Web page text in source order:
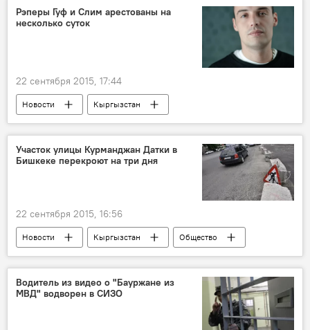
Шайлоо-2015
выборы
Конституция
Рэперы Гуф и Слим арестованы на
несколько суток
22 сентября 2015, 17:44
Новости
Кыргызстан
Происшествия
Красноярск
Алексей Долматов
Вадим Мотылев
рэп
наркотики
Участок улицы Курманджан Датки в
Бишкеке перекроют на три дня
22 сентября 2015, 16:56
Новости Кыргызстан
Общество
Бишкек
ОАО "Бишкектеплосеть"
перекрытие
Водитель из видео о "Бауржане из
МВД" водворен в СИЗО